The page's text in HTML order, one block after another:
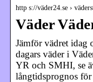
http s://väder24.se ›
Väder
Jämför vädret idag
dagars väder i
YR och SMHI, se
långtidsprognos